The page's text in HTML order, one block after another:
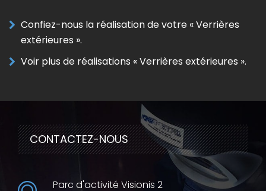
Confiez-nous la réalisation de votre « Verrières
extérieures ».
Voir plus de réalisations « Verrières extérieures ».
CONTACTEZ-NOUS
Parc d'activité Visionis 2